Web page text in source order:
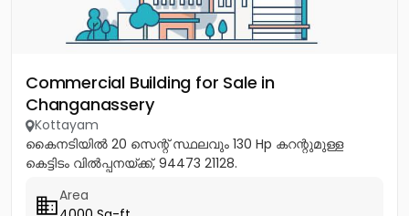
Commercial Building for Sale in
Changanassery
Kottayam
കൈനടിയിൽ 20 സെന്റ് സ്ഥലവും 130 Hp കറന്റുമുള്ള
കെട്ടിടം വിൽപ്പനയ്‌ക്ക്‎, 94473 21128.
Area